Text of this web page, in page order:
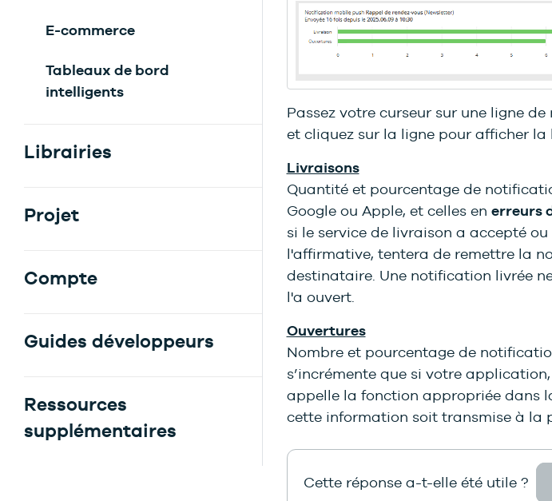
E-commerce
Tableaux de bord
intelligents
Librairies
Projet
Compte
Guides développeurs
Ressources
supplémentaires
Passez votre curseur sur une ligne
et cliquez sur la ligne pour afficher la
Livraisons
Quantité et pourcentage de
Google ou Apple, et celles en erreurs
si le service de livraison a accepté
l'affirmative, tentera de remettre la
destinataire. Une notification livrée
l'a ouvert.
Ouvertures
Nombre et pourcentage de
s’incrémente que si votre
appelle la fonction appropriée dans
cette information soit transmise à la
Cette réponse a-t-elle été utile ?